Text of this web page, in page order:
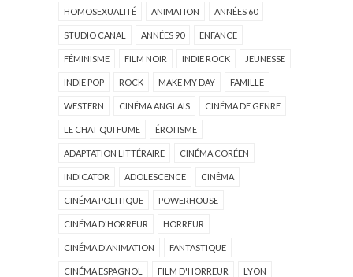
HOMOSEXUALITÉ ANIMATION ANNÉES 60
STUDIO CANAL ANNÉES 90 ENFANCE
FÉMINISME FILM NOIR INDIE ROCK JEUNESSE
INDIE POP ROCK MAKE MY DAY FAMILLE
WESTERN CINÉMA ANGLAIS CINÉMA DE GENRE
LE CHAT QUI FUME ÉROTISME
ADAPTATION LITTÉRAIRE CINÉMA CORÉEN
INDICATOR ADOLESCENCE CINÉMA
CINÉMA POLITIQUE POWERHOUSE
CINÉMA D'HORREUR HORREUR
CINÉMA D'ANIMATION FANTASTIQUE
CINÉMA ESPAGNOL FILM D'HORREUR LYON